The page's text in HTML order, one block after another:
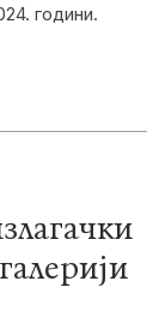
години.